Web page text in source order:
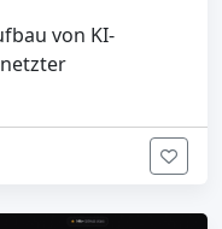
von KI-